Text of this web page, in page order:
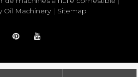
Oil Machinery| Sitemap